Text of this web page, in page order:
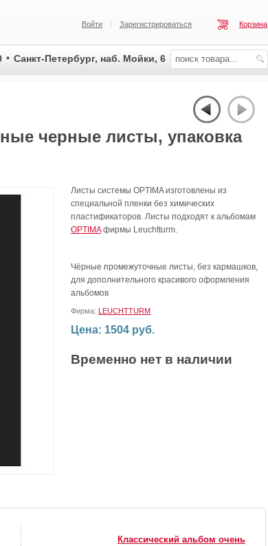
Корзина
Зарегистрироваться
Войти
Санкт-Петербург, наб. Мойки, 6
черные листы, упаковка
Листы системы OPTIMA изготовлены из
специальной пленки без химических
пластификаторов. Листы подходят к альбомам
OPTIMAфирмы Leuchtturm.
Чёрные промежуточные листы, без кармашков,
для дополнительного красивого оформления
альбомов
Фирма: LEUCHTTURM
Цена: 1504 руб.
Временно нет в наличии
Классический альбом очень